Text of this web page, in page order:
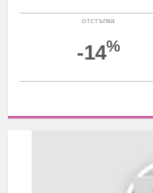
отстъпка
-14%